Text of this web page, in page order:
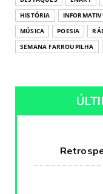
HISTÓRIA
MÚSICA
POESIA
SEMANA FARROUPILHA